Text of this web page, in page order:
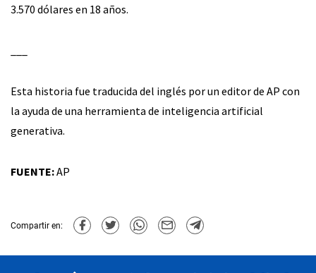
3.570 dólares en 18 años.
Esta historia fue traducida del inglés por un editor de AP con
la ayuda de una herramienta de inteligencia artificial
generativa.
FUENTE:AP
Compartir en: